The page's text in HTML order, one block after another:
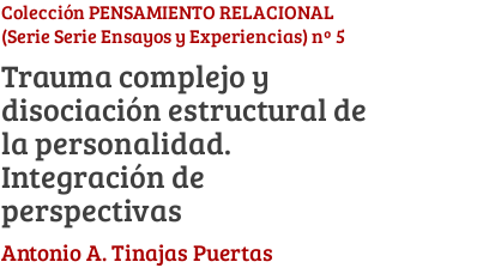
Colección PENSAMIENTO RELACIONAL
(Serie Serie Ensayos y Experiencias) nº 5
Trauma complejo y
disociación estructural de
la personalidad.
Integración de
perspectivas
Antonio A. Tinajas Puertas